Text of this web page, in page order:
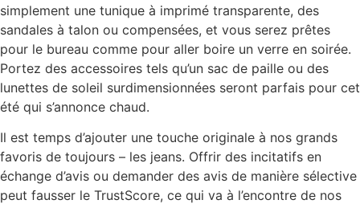
simplement une tunique à imprimé transparente, des
sandales à talon ou compensées, et vous serez prêtes
pour le bureau comme pour aller boire un verre en soirée.
Portez des accessoires tels qu’un sac de paille ou des
lunettes de soleil surdimensionnées seront parfais pour cet
été qui s’annonce chaud.
Il est temps d’ajouter une touche originale à nos grands
favoris de toujours – les jeans. Offrir des incitatifs en
échange d’avis ou demander des avis de manière sélective
peut fausser le TrustScore, ce qui va à l’encontre de nos